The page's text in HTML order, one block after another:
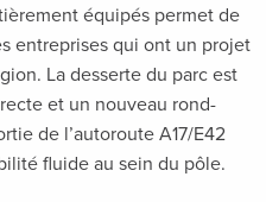
équipés permet de
entreprises qui ont un projet
La desserte du parc est
et un nouveau rond-
de l’autoroute A17/E42
fluide au sein du pôle.